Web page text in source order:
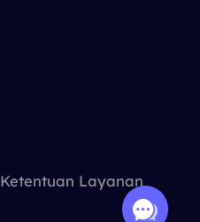
Ketentuan Layanan